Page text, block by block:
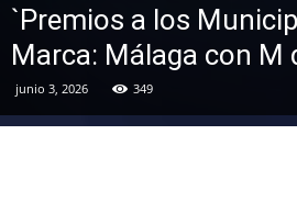
`Premios a los
Marca: Málaga con M
junio 3, 2026 349